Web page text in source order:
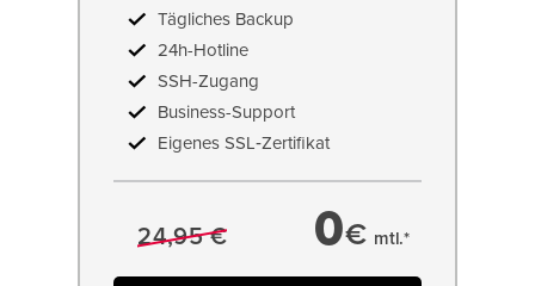
Tägliches Backup
24h-Hotline
SSH-Zugang
Business-Support
Eigenes SSL‑Zertifikat
24,95 € 0€ mtl.*